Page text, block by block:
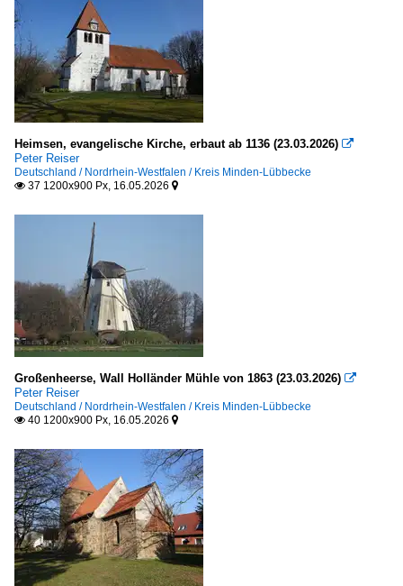
Heimsen, evangelische Kirche, erbaut ab 1136 (23.03.2026) 
Peter Reiser
Deutschland / Nordrhein-Westfalen / Kreis Minden-Lübbecke
 37 1200x900 Px, 16.05.2026 
Großenheerse, Wall Holländer Mühle von 1863 (23.03.2026) 
Peter Reiser
Deutschland / Nordrhein-Westfalen / Kreis Minden-Lübbecke
 40 1200x900 Px, 16.05.2026 